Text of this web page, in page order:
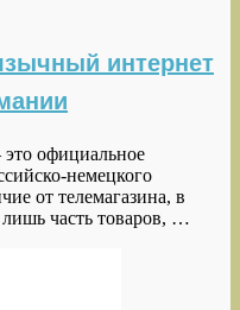
интернет
официальное
немецкого
от телемагазина, в
часть товаров, …